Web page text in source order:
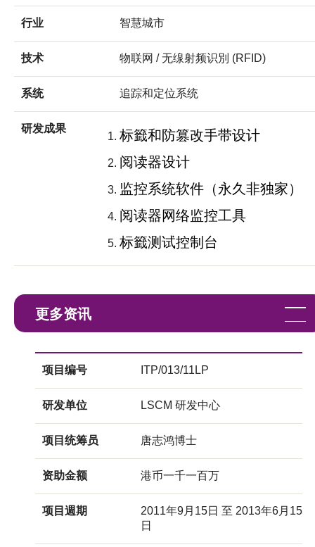
行业 智慧城市
技术 物联网 / 无缐射频识別 (RFID)
系统 追踪和定位系统
研发成果
标籤和防篡改手带设计
阅读器设计
监控系统软件（永久非独家）
阅读器网络监控工具
标籤测试控制台
更多资讯
项目编号 ITP/013/11LP
研发单位 LSCM 研发中心
项目统筹员 唐志鸿博士
资助金额 港币一千一百万
项目週期
2011年9月15日 至 2013年6月15
日